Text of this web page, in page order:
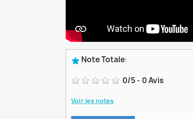
Note Totale:
0/5- 0Avis
Voir les notes